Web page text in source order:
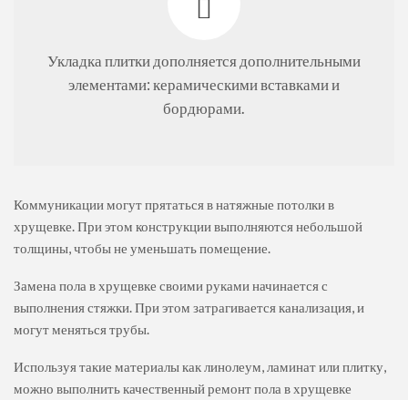
Укладка плитки дополняется дополнительными
элементами: керамическими вставками и
бордюрами.
Коммуникации могут прятаться в натяжные потолки в
хрущевке. При этом конструкции выполняются небольшой
толщины, чтобы не уменьшать помещение.
Замена пола в хрущевке своими руками начинается с
выполнения стяжки. При этом затрагивается канализация, и
могут меняться трубы.
Используя такие материалы как линолеум, ламинат или плитку,
можно выполнить качественный ремонт пола в хрущевке